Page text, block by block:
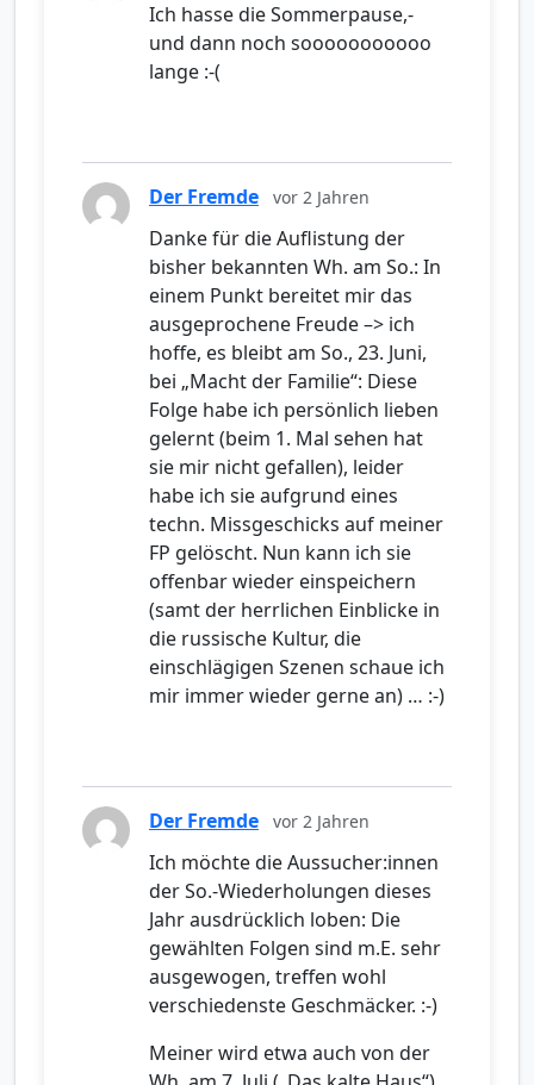
Ich hasse die Sommerpause,-
und dann noch sooooooooooo
lange :-(
Der Fremde vor 2 Jahren
Danke für die Auflistung der
bisher bekannten Wh. am So.: In
einem Punkt bereitet mir das
ausgeprochene Freude –> ich
hoffe, es bleibt am So., 23. Juni,
bei „Macht der Familie“: Diese
Folge habe ich persönlich lieben
gelernt (beim 1. Mal sehen hat
sie mir nicht gefallen), leider
habe ich sie aufgrund eines
techn. Missgeschicks auf meiner
FP gelöscht. Nun kann ich sie
offenbar wieder einspeichern
(samt der herrlichen Einblicke in
die russische Kultur, die
einschlägigen Szenen schaue ich
mir immer wieder gerne an) … :-)
Der Fremde vor 2 Jahren
Ich möchte die Aussucher:innen
der So.-Wiederholungen dieses
Jahr ausdrücklich loben: Die
gewählten Folgen sind m.E. sehr
ausgewogen, treffen wohl
verschiedenste Geschmäcker. :-)
Meiner wird etwa auch von der